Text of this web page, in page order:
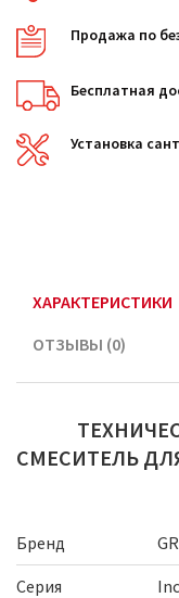
Продажа по
Бесплатная
Установка
ХАРАКТЕРИСТИКИ
ОТЗЫВЫ (0)
СМЕСИТЕЛЬ
Бренд
Серия